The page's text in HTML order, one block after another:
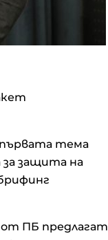
първата тема
за защита на
от ПБ предлагат